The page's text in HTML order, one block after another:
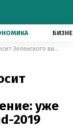
Ивано-Франковск просит Зеленского ввести чрезвычайное положение: уже 15 подозрений на Covid-2019
уже
2019